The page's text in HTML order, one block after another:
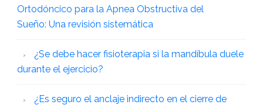
Ortodóncico para la Apnea Obstructiva del
Sueño: Una revisión sistemática
¿Se debe hacer fisioterapia si la mandíbula duele
durante el ejercicio?
¿Es seguro el anclaje indirecto en el cierre de